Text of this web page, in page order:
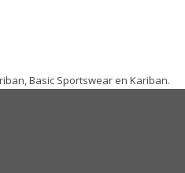
Basic Sportswear en Kariban.